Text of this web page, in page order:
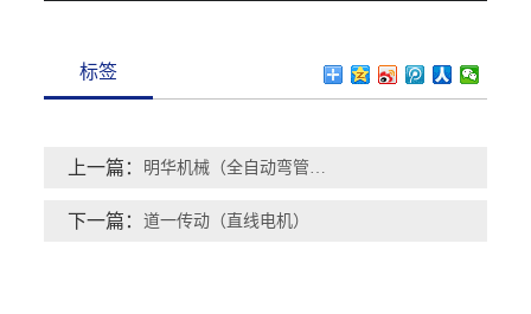
标签
上一篇：
下一篇：道一传动（直线电机）